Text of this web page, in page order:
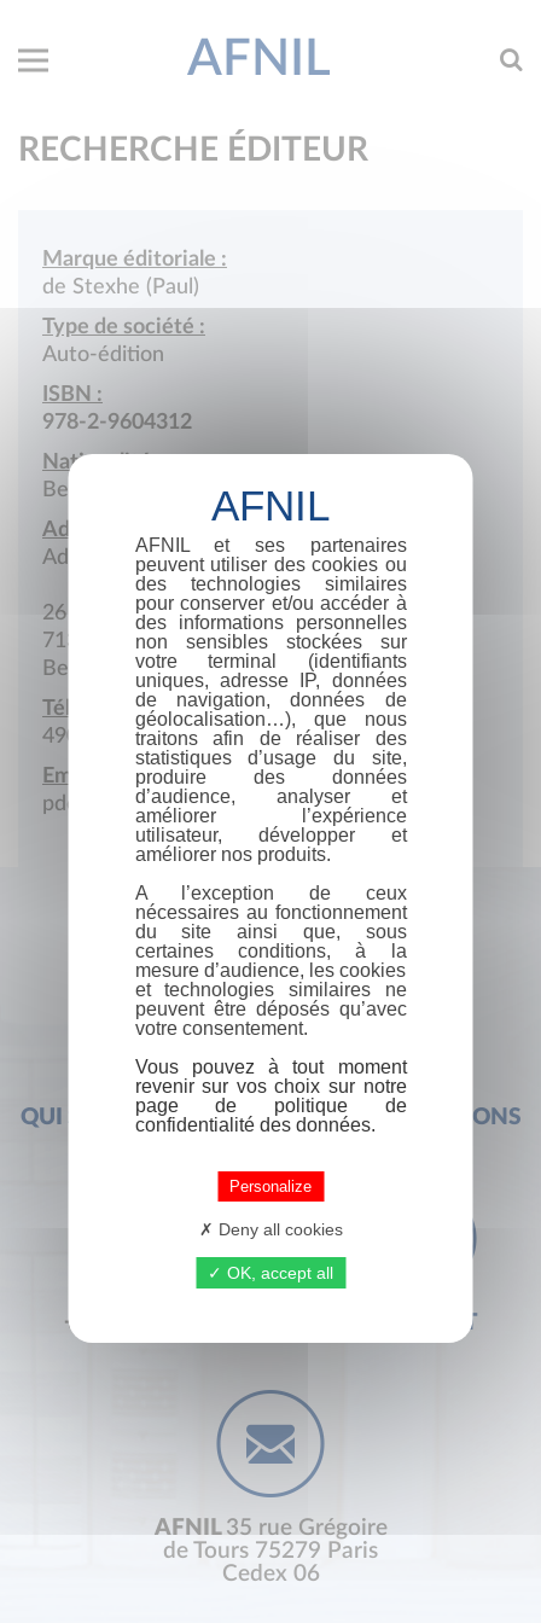
AFNIL
RECHERCHE ÉDITEUR
Marque éditoriale :
de Stexhe (Paul)
Type de société :
Auto-édition
ISBN :
978-2-9604312
Nationalité :
Belgique
Adresse :
Adresse postale
26 bis Rue Saint-Jacques
7130 Binche
Belgique
Téléphone portable :
490 391 718
Email :
pdestexhe@hotmail.be
QUI SOMMES-NOUS ? FOIRE AUX QUESTIONS
+33 (0) 1 44 41 29 19 CONTACT
AFNIL 35 rue Grégoire
de Tours 75279 Paris
Cedex 06
AFNIL et ses partenaires
peuvent utiliser des cookies ou
des technologies similaires
pour conserver et/ou accéder à
des informations personnelles
non sensibles stockées sur
votre terminal (identifiants
uniques, adresse IP, données
de navigation, données de
géolocalisation…), que nous
traitons afin de réaliser des
statistiques d’usage du site,
produire des données
d’audience, analyser et
améliorer l’expérience
utilisateur, développer et
améliorer nos produits.
A l’exception de ceux
nécessaires au fonctionnement
du site ainsi que, sous
certaines conditions, à la
mesure d’audience, les cookies
et technologies similaires ne
peuvent être déposés qu’avec
votre consentement.
Vous pouvez à tout moment
revenir sur vos choix sur notre
page de politique de
confidentialité des données.
Personalize
Deny all cookies
OK, accept all